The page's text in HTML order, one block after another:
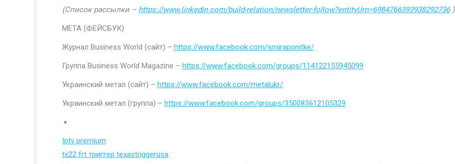
(Список рассылки – https://www.linkedin.com/build-relation/newsletter-follow?entityUrn=6984766393938292736)
МЕТА (ФЕЙСБУК)
Журнал Business World (сайт) – https://www.facebook.com/smiraponitke/
Группа Business World Magazine – https://www.facebook.com/groups/114122155945099
Украинский метал (сайт) – https://www.facebook.com/metalukr/
Украинский метал (группа) – https://www.facebook.com/groups/350083612105329
Iptv premium
tx22 frt триггер texastriggerusa